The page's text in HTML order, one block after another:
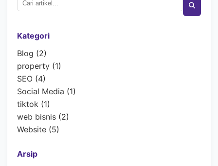
Kategori
Blog (2)
property (1)
SEO (4)
Social Media (1)
tiktok (1)
web bisnis (2)
Website (5)
Arsip